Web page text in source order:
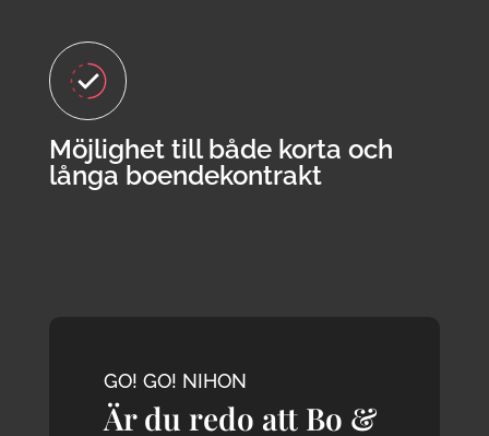
Möjlighet till både korta och
långa boendekontrakt
GO! GO! NIHON
Är du redo att Bo &